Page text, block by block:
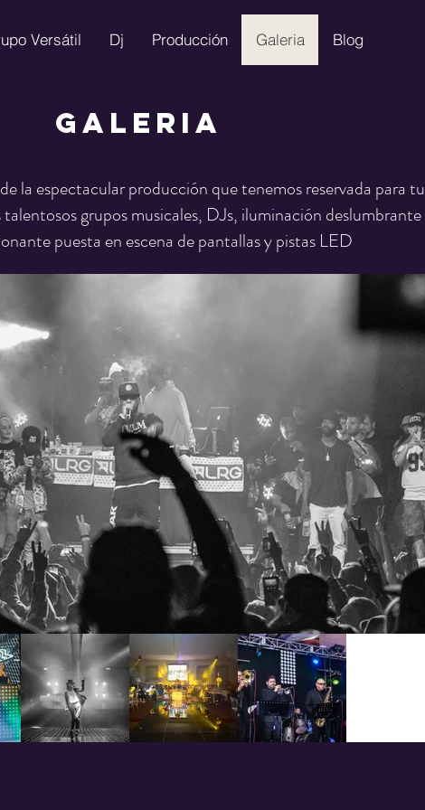
Versátil Dj Producción Galeria Blog
GALERIA
la espectacular producción que tenemos reservada para tu
grupos musicales, DJs, iluminación deslumbrante
puesta en escena de pantallas y pistas LED